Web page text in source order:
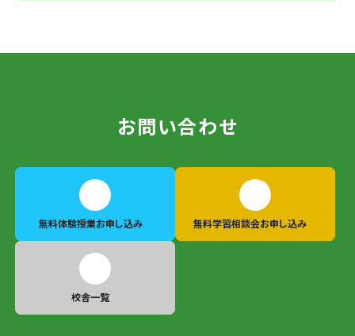
お問い合わせ
無料体験授業お申し込み 無料学習相談会お申し込み
校舎一覧